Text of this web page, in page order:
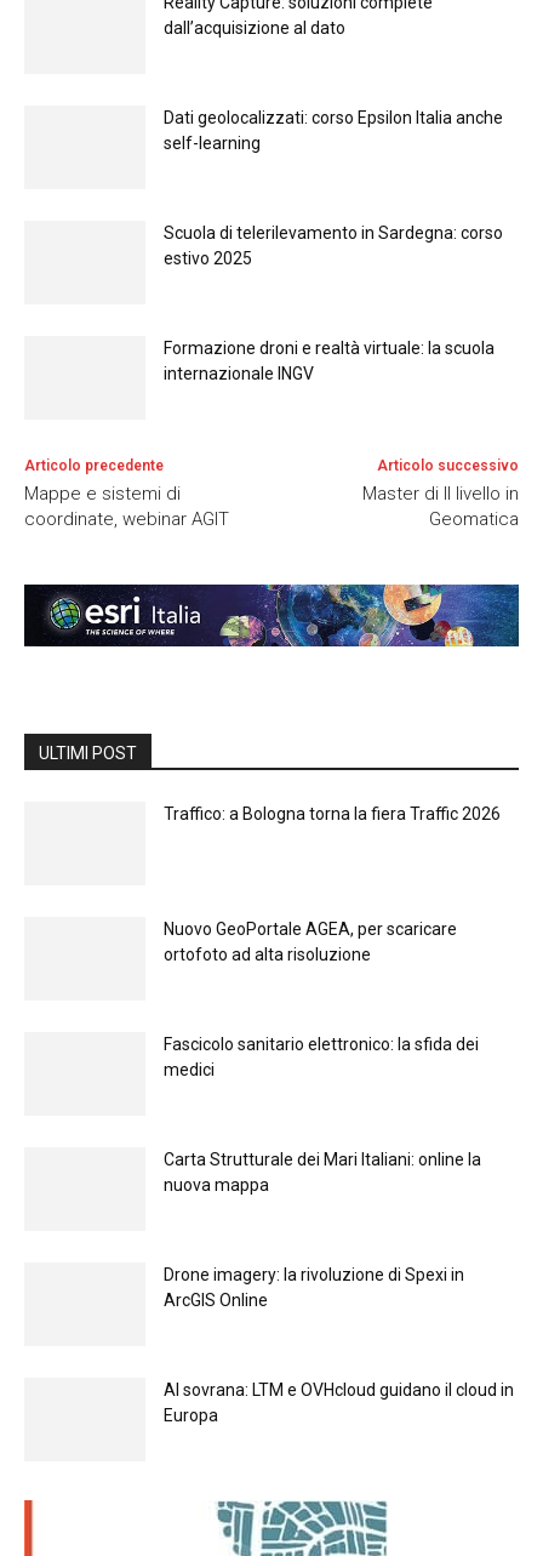
dall’acquisizione al dato
Dati geolocalizzati: corso Epsilon Italia anche
self-learning
Scuola di telerilevamento in Sardegna: corso
estivo 2025
Formazione droni e realtà virtuale: la scuola
internazionale INGV
Articolo precedente
Mappe e sistemi di
coordinate, webinar AGIT
Articolo successivo
Master di II livello in
Geomatica
ULTIMI POST
Traffico: a Bologna torna la fiera Traffic 2026
Nuovo GeoPortale AGEA, per scaricare
ortofoto ad alta risoluzione
Fascicolo sanitario elettronico: la sfida dei
medici
Carta Strutturale dei Mari Italiani: online la
nuova mappa
Drone imagery: la rivoluzione di Spexi in
ArcGIS Online
Al sovrana: LTM е OVHcloud guidano il cloud in
Europа